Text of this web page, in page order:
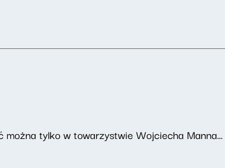
tylko w towarzystwie Wojciecha